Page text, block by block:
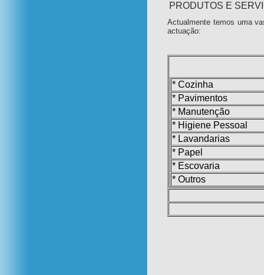
PRODUTOS E
Actualmente temos uma
actuação:
* Cozinha
* Pavimentos
* Manutenção
* Higiene Pessoal
* Lavandarias
* Papel
* Escovaria
* Outros